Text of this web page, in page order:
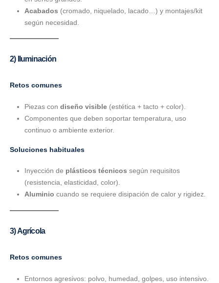
Acabados (cromado, niquelado, lacado…) y montajes/kit
según necesidad.
2) Iluminación
Retos comunes
Piezas con diseño visible(estética + tacto + color).
Componentes que deben soportar temperatura, uso
continuo o ambiente exterior.
Soluciones habituales
Inyección de plásticos técnicos según requisitos
(resistencia, elasticidad, color).
Aluminio cuando se requiere disipación de calor y rigidez.
3) Agrícola
Retos comunes
Entornos agresivos: polvo, humedad, golpes, uso intensivo.